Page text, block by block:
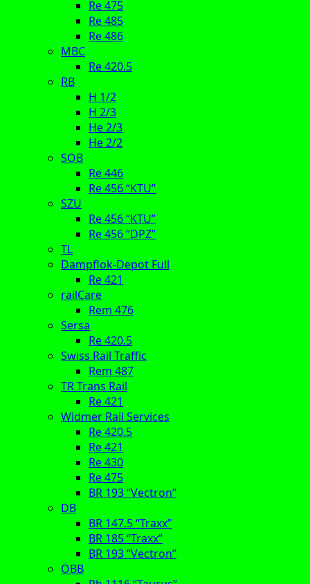
Re 475
Re 485
Re 486
MBC
Re 420.5
RB
H 1/2
H 2/3
He 2/3
He 2/2
SOB
Re 446
Re 456 “KTU”
SZU
Re 456 “KTU”
Re 456 “DPZ”
TL
Dampflok-Depot Full
Re 421
railCare
Rem 476
Sersa
Re 420.5
Swiss Rail Traffic
Rem 487
TR Trans Rail
Re 421
Widmer Rail Services
Re 420.5
Re 421
Re 430
Re 475
BR 193 “Vectron”
DB
BR 147.5 “Traxx”
BR 185 “Traxx”
BR 193 “Vectron”
ÖBB